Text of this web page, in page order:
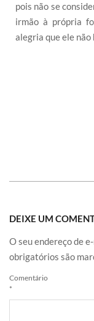
pois não se
irmão à própria
alegria que ele
DEIXE UM
O seu endereço de
obrigatórios são
Comentário
*